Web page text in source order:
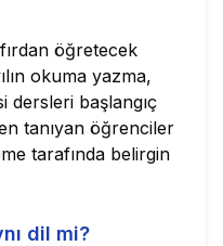
öğretecek
okuma yazma,
dersleri başlangıç
tanıyan öğrenciler
tarafında belirgin
dil mi?